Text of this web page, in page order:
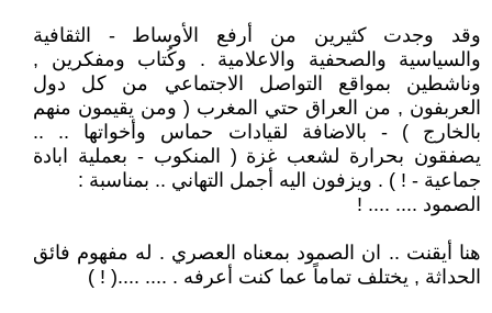
وقد وجدت كثيرين من أرفع الأوساط - الثقافية
والسياسية والصحفية والاعلامية . وكُتاب ومفكرين ,
وناشطين بمواقع التواصل الاجتماعي من كل دول
العربفون , من العراق حتي المغرب ( ومن يقيمون منهم
بالخارج ) - بالاضافة لقيادات حماس وأخواتها .. ..
يصفقون بحرارة لشعب غزة ( المنكوب - بعملية ابادة
جماعية - ! ) . ويزفون اليه أجمل التهاني .. بمناسبة :
الصمود .... .... !
هنا أيقنت .. ان الصمود بمعناه العصري . له مفهوم فائق
الحداثة , يختلف تماماً عما كنت أعرفه . .... ....( ! )